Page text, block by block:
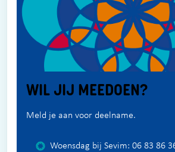
WIL JIJ MEEDOEN?
Meld je aan voor deelname.
Woensdag bij Sevim: 06 83 86